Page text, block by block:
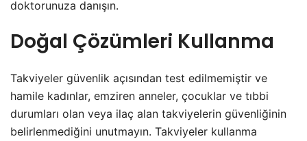
doktorunuza danışın.
Doğal Çözümleri Kullanma
Takviyeler güvenlik açısından test edilmemiştir ve
hamile kadınlar, emziren anneler, çocuklar ve tıbbi
durumları olan veya ilaç alan takviyelerin güvenliğinin
belirlenmediğini unutmayın. Takviyeler kullanma